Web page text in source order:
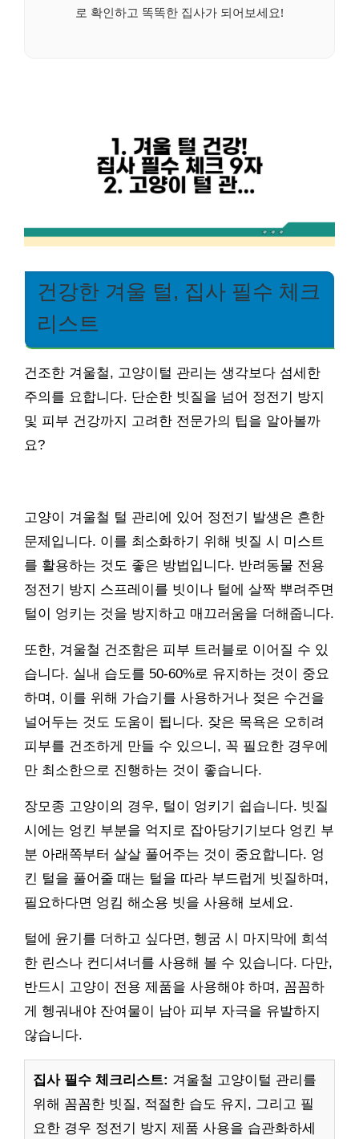
로 확인하고 똑똑한 집사가 되어보세요!
건강한 겨울 털, 집사 필수 체크
리스트
건조한 겨울철, 고양이털 관리는 생각보다 섬세한
주의를 요합니다. 단순한 빗질을 넘어 정전기 방지
및 피부 건강까지 고려한 전문가의 팁을 알아볼까
요?
고양이 겨울철 털 관리에 있어 정전기 발생은 흔한
문제입니다. 이를 최소화하기 위해 빗질 시 미스트
를 활용하는 것도 좋은 방법입니다. 반려동물 전용
정전기 방지 스프레이를 빗이나 털에 살짝 뿌려주면
털이 엉키는 것을 방지하고 매끄러움을 더해줍니다.
또한, 겨울철 건조함은 피부 트러블로 이어질 수 있
습니다. 실내 습도를 50-60%로 유지하는 것이 중요
하며, 이를 위해 가습기를 사용하거나 젖은 수건을
널어두는 것도 도움이 됩니다. 잦은 목욕은 오히려
피부를 건조하게 만들 수 있으니, 꼭 필요한 경우에
만 최소한으로 진행하는 것이 좋습니다.
장모종 고양이의 경우, 털이 엉키기 쉽습니다. 빗질
시에는 엉킨 부분을 억지로 잡아당기기보다 엉킨 부
분 아래쪽부터 살살 풀어주는 것이 중요합니다. 엉
킨 털을 풀어줄 때는 털을 따라 부드럽게 빗질하며,
필요하다면 엉킴 해소용 빗을 사용해 보세요.
털에 윤기를 더하고 싶다면, 헹굼 시 마지막에 희석
한 린스나 컨디셔너를 사용해 볼 수 있습니다. 다만,
반드시 고양이 전용 제품을 사용해야 하며, 꼼꼼하
게 헹궈내야 잔여물이 남아 피부 자극을 유발하지
않습니다.
집사 필수 체크리스트: 겨울철 고양이털 관리를
위해 꼼꼼한 빗질, 적절한 습도 유지, 그리고 필
요한 경우 정전기 방지 제품 사용을 습관화하세